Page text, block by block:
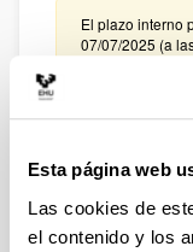
Esta página web
Las cookies de
el contenido y los
El plazo interno
07/07/2025 (a
Innovación para
Plazo de
Plazo interno
30/06/2025 -